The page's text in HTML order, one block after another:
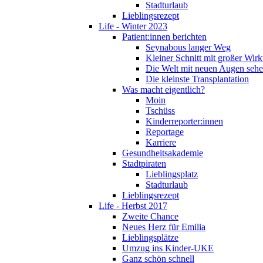
Stadturlaub
Lieblingsrezept
Life - Winter 2023
Patient:innen berichten
Seynabous langer Weg
Kleiner Schnitt mit großer
Die Welt mit neuen Augen
Die kleinste Transplantation
Was macht eigentlich?
Moin
Tschüss
Kinderreporter:innen
Reportage
Karriere
Gesundheitsakademie
Stadtpiraten
Lieblingsplatz
Stadturlaub
Lieblingsrezept
Life - Herbst 2017
Zweite Chance
Neues Herz für Emilia
Lieblingsplätze
Umzug ins Kinder-UKE
Ganz schön schnell